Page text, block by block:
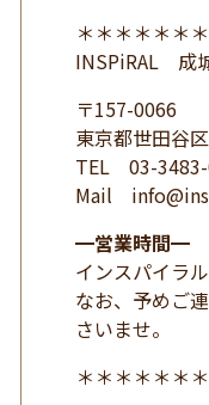
＊＊＊＊＊＊
INSPiRAL 成
〒157-0066
東京都世田谷
TEL 03-
Mail
━営業時間━
インスパイラ
なお、予めご
さいませ。
＊＊＊＊＊＊